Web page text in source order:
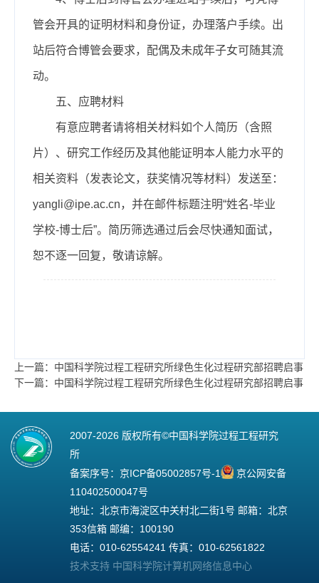
管会开具的证明材料和身份证，办理落户手续。出
站后符合博管会要求，配偶及未成年子女可随其流
动。
五、应聘材料
有意应聘者请将相关材料如个人简历（含照
片）、研究工作经历及其他能证明本人能力水平的
相关资料（发表论文，获奖情况等材料）发送至：
yangli@ipe.ac.cn，并在邮件标题注明“姓名-毕业
学校-博士后”。简历筛选通过后会尽快通知面试，
恕不逐一回复，敬请谅解。
上一篇：中国科学院过程工程研究所绿色生化过程研究部招聘启事
下一篇：中国科学院过程工程研究所绿色生化过程研究部招聘启事
2007-2026 版权所有©中国科学院过程工程研究
所
备案序号： 京ICP备05002857号-1
京公网安备
110402500047号
地址：北京市海淀区中关村北二街1号 邮箱：北京
353信箱 邮编：100190
电话：010-62554241 传真：010-62561822
技术支持 中国科学院计算机网络信息中心